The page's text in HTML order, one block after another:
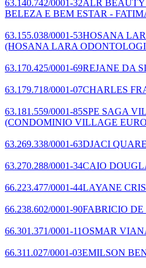
63.140.742/0001-32ALR
BELEZA E BEM ESTAR -
63.155.038/0001-53HOSANA
(HOSANA LARA
63.170.425/0001-69REJANE DA
63.179.718/0001-07CHARLES
63.181.559/0001-85SPE SAGA
(CONDOMINIO VILLAGE
63.269.338/0001-63DJACI
63.270.288/0001-34CAIO
66.223.477/0001-44LAYANE
66.238.602/0001-90FABRICIO
66.301.371/0001-11OSMAR
66.311.027/0001-03EMILSON